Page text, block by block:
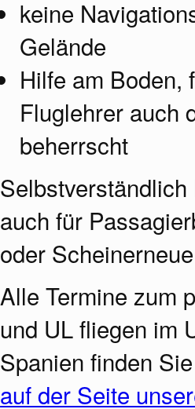
keine
Gelände
Hilfe am Boden,
Fluglehrer auch
beherrscht
auch für
oder
Alle Termine zum
und UL fliegen im
Spanien finden
auf der Seite